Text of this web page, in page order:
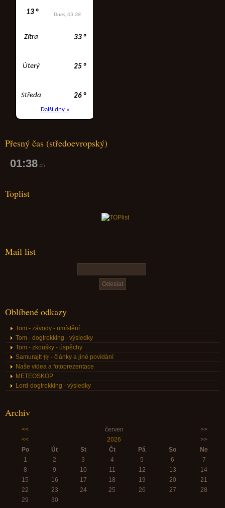
Přesný čas (středoevropský)
01:38 46
Toplist
Mail list
Oblíbené odkazy
Tom - závody - umístění
Tom - dogtrekking - výsledky
Tom - zkoušky - úspěchy
Samurajtt 侍 - články a jiné povídání
Naše videa a fotoprezentace
METEOSKOP
Lord-dogtrekking - výsledky
Archiv
<< červen
>>
<<
2026
>>
Po
Út St Čt Pá So
Ne
1
2 3 4 5 6
7
8
9 10 11 12 13
14
15
16 17 18 19 20
21
22
23 24 25 26 27
28
29
30